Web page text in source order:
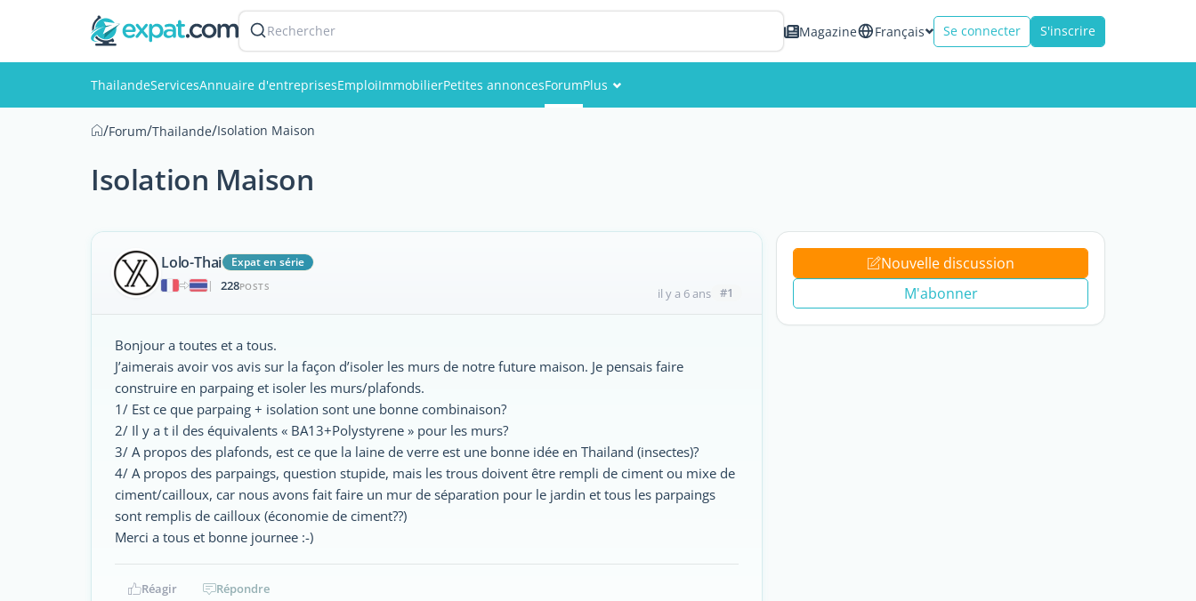
Rechercher Magazine Français Se connecter S'inscrire
ThailandeServicesAnnuaire d'entreprisesEmploiImmobilierPetites annoncesForumPlus
/Forum/Thailande/Isolation Maison
Isolation Maison
Lolo-Thai
Expat en série
|
228POSTS il y a 6 ans #1
Bonjour a toutes et a tous.
J’aimerais avoir vos avis sur la façon d’isoler les murs de notre future maison. Je pensais faire
construire en parpaing et isoler les murs/plafonds.
1/ Est ce que parpaing + isolation sont une bonne combinaison?
2/ Il y a t il des équivalents « BA13+Polystyrene » pour les murs?
3/ A propos des plafonds, est ce que la laine de verre est une bonne idée en Thailand (insectes)?
4/ A propos des parpaings, question stupide, mais les trous doivent être rempli de ciment ou mixe de
ciment/cailloux, car nous avons fait faire un mur de séparation pour le jardin et tous les parpaings
sont remplis de cailloux (économie de ciment??)
Merci a tous et bonne journee :-)
Réagir Répondre
Nouvelle discussion
M'abonner